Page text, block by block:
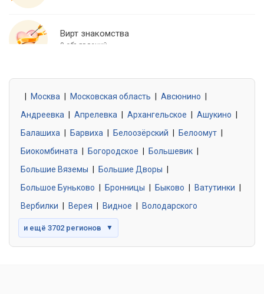
Вирт знакомства
0 объявлений
0 объявлений
Знакомства без обязательств
0 объявлений
Москва Московская область Авсюнино
Андреевка
Апрелевка Архангельское Ашукино
Балашиха
Барвиха Белоозёрский Белоомут
Биокомбината
Богородское Большевик
Большие Вяземы
Большие Дворы
Большое Буньково
Бронницы Быково Ватутинки
Вербилки
Верея Видное Володарского
и ещё 3702 регионов ▼